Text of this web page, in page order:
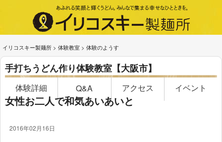
イリコスキー製麺所 > 体験教室 > 体験のようす
手打ちうどん作り体験教室【大阪市】
体験詳細 Q&A アクセス イベント
女性お二人で和気あいあいと
2016年02月16日